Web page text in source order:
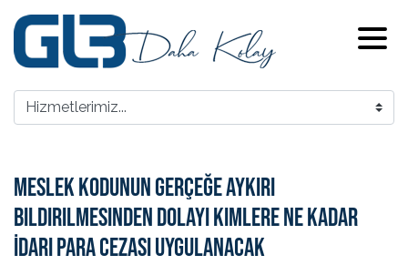
Meslek Kodunun Gerçeğe Aykırı
Bildirilmesinden Dolayı Kimlere Ne Kadar
İdari Para Cezası Uygulanacak